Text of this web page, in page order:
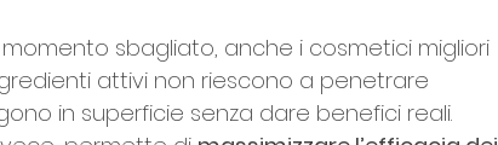
sbagliato, anche i cosmetici migliori
attivi non riescono a penetrare
in superficie senza dare benefici reali.